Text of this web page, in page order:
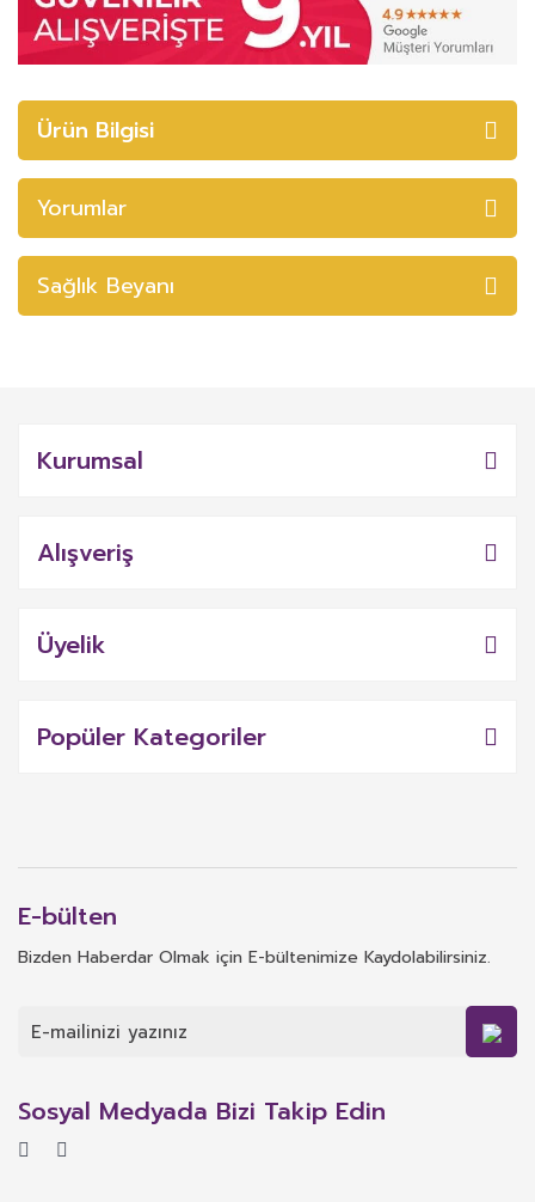
Ürün Bilgisi
Yorumlar
Sağlık Beyanı
Kurumsal
Alışveriş
Üyelik
Popüler Kategoriler
E-bülten
Bizden Haberdar Olmak için E-bültenimize Kaydolabilirsiniz.
Sosyal Medyada Bizi Takip Edin